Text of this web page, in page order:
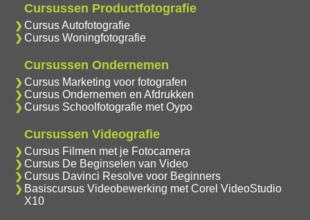
Cursussen Productfotografie
Cursus Autofotografie
Cursus Woningfotografie
Cursussen Ondernemen
Cursus Marketing voor fotografen
Cursus Ondernemen en Afdrukken
Cursus Schoolfotografie met Oypo
Cursussen Videografie
Cursus Filmen met je Fotocamera
Cursus De Beginselen van Video
Cursus Davinci Resolve voor Beginners
Basiscursus Videobewerking met Corel VideoStudio
X10